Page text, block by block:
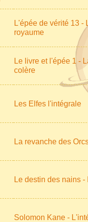
L'épée de vérité 13 -
royaume
Le livre et l'épée 1 -
colère
Les Elfes l'intégrale
La revanche des
Le destin des nains -
Solomon Kane -